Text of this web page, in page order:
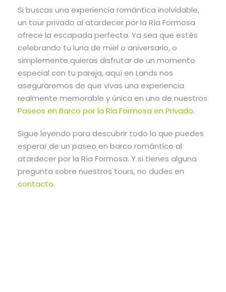
Si buscas una experiencia romántica inolvidable,
un tour privado al atardecer por la Ría Formosa
ofrece la escapada perfecta. Ya sea que estés
celebrando tu luna de miel o aniversario, o
simplemente quieras disfrutar de un momento
especial con tu pareja, aquí en Lands nos
aseguraremos de que vivas una experiencia
realmente memorable y única en uno de nuestros
Paseos en Barco por la Ria Formosa en Privado.
Sigue leyendo para descubrir todo lo que puedes
esperar de un paseo en barco romántico al
atardecer por la Ría Formosa. Y si tienes alguna
pregunta sobre nuestros tours, no dudes en
contacto.